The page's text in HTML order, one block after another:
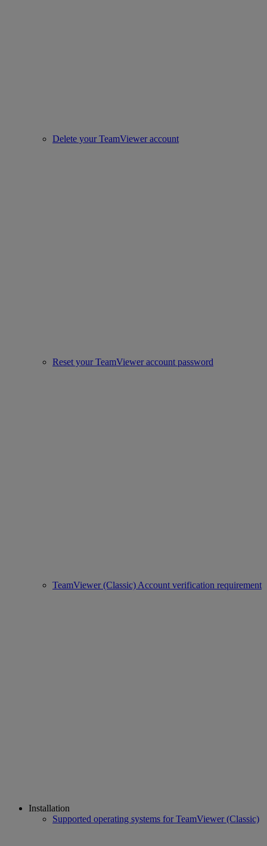
Delete your TeamViewer account
Reset your TeamViewer account password
TeamViewer (Classic) Account verification requirement
Installation
Supported operating systems for TeamViewer (Classic)